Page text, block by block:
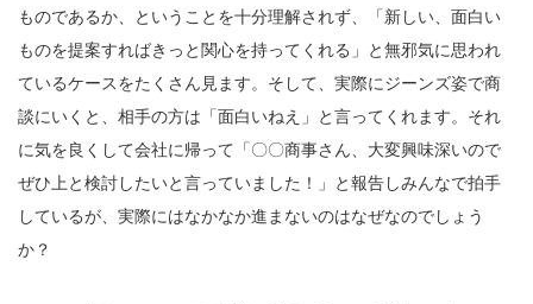
ものであるか、ということを十分理解されず、「新しい、面白い
ものを提案すればきっと関心を持ってくれる」と無邪気に思われ
ているケースをたくさん見ます。そして、実際にジーンズ姿で商
談にいくと、相手の方は「面白いねえ」と言ってくれます。それ
に気を良くして会社に帰って「〇〇商事さん、大変興味深いので
ぜひ上と検討したいと言っていました！」と報告しみんなで拍手
しているが、実際にはなかなか進まないのはなぜなのでしょう
か？